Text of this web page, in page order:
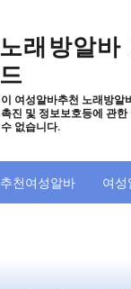
노래방알바
드
이 여성알바추천 노래방알
촉진 및 정보보호등에 관
수 없습니다.
추천여성알바 여성